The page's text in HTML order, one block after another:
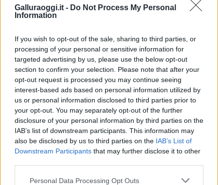
Galluraoggi.it - Do Not Process My Personal
Information
If you wish to opt-out of the sale, sharing to third parties, or
processing of your personal or sensitive information for
targeted advertising by us, please use the below opt-out
section to confirm your selection. Please note that after your
opt-out request is processed you may continue seeing
interest-based ads based on personal information utilized by
us or personal information disclosed to third parties prior to
your opt-out. You may separately opt-out of the further
disclosure of your personal information by third parties on the
IAB’s list of downstream participants. This information may
also be disclosed by us to third parties on the IAB’s List of
Downstream Participants that may further disclose it to other
Please note that this website/app uses one or more Google
Personal Data Processing Opt Outs
Puoi effettuare l'accesso andando nella
cliccandoqui
TEMI: Atletica San Teodoro
Consorzio Puntaldia
Fidal San Teodoro
Markus Dickey
Notizie Puntaldia
Notizie San Teodoro
Puntaldia
Runaldia
Inviaci le tue segnalazioni,
i tuoi video e le tue foto
Su WhatsApp al numero +39
345 356 7512